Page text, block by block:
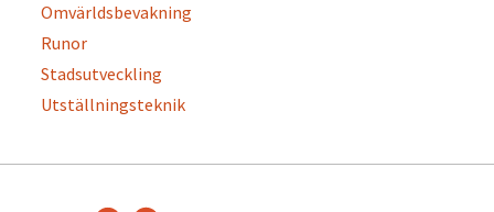
Omvärldsbevakning
Runor
Stadsutveckling
Utställningsteknik